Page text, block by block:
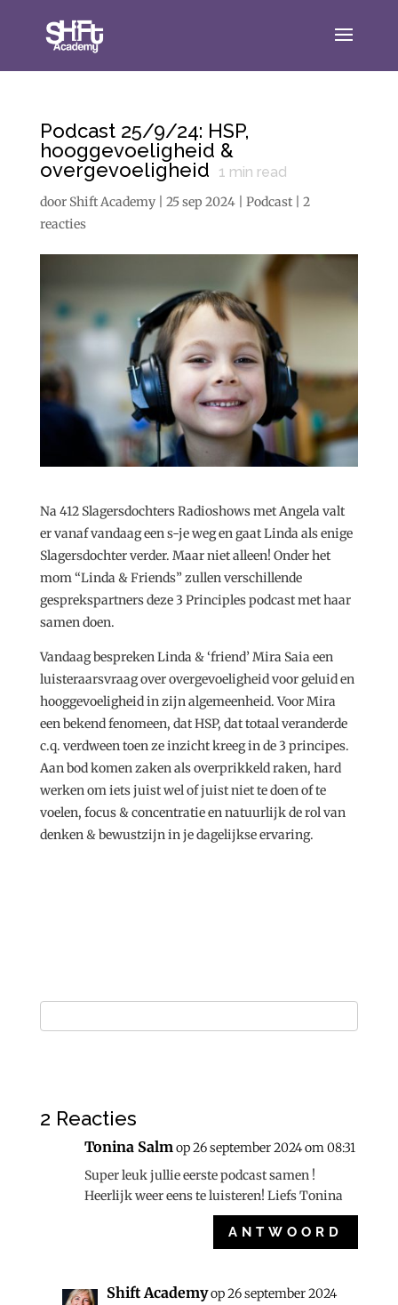
Podcast 25/9/24: HSP,
hooggevoeligheid &
overgevoeligheid
1 min read
door Shift Academy| 25 sep 2024| Podcast| 2
reacties
Na 412 Slagersdochters Radioshows met Angela valt
er vanaf vandaag een s-je weg en gaat Linda als enige
Slagersdochter verder. Maar niet alleen! Onder het
mom “Linda & Friends” zullen verschillende
gesprekspartners deze 3 Principles podcast met haar
samen doen.
Vandaag bespreken Linda & ‘friend’ Mira Saia een
luisteraarsvraag over overgevoeligheid voor geluid en
hooggevoeligheid in zijn algemeenheid. Voor Mira
een bekend fenomeen, dat HSP, dat totaal veranderde
c.q. verdween toen ze inzicht kreeg in de 3 principes.
Aan bod komen zaken als overprikkeld raken, hard
werken om iets juist wel of juist niet te doen of te
voelen, focus & concentratie en natuurlijk de rol van
denken & bewustzijn in je dagelijkse ervaring.
2 Reacties
Tonina Salmop 26 september 2024 om 08:31
Super leuk jullie eerste podcast samen !
Heerlijk weer eens te luisteren! Liefs Tonina
ANTWOORD
Shift Academyop 26 september 2024